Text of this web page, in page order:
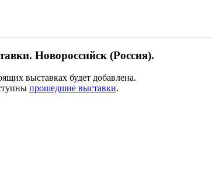
Новороссийск (Россия).
выставках будет добавлена.
прошедшие выставки.